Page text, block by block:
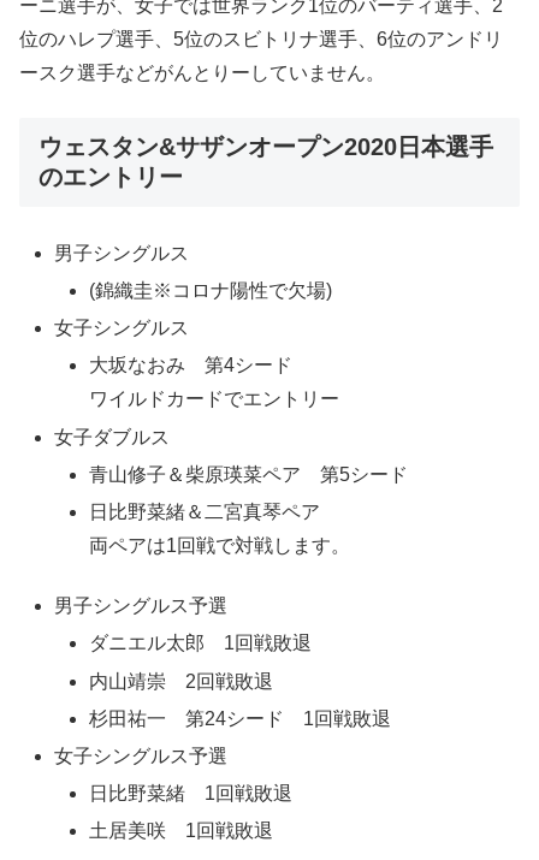
ーニ選手が、女子では世界ランク1位のバーティ選手、2
位のハレプ選手、5位のスビトリナ選手、6位のアンドリ
ースク選手などがんとりーしていません。
ウェスタン&サザンオープン2020日本選手
のエントリー
男子シングルス
(錦織圭※コロナ陽性で欠場)
女子シングルス
大坂なおみ 第4シード
ワイルドカードでエントリー
女子ダブルス
青山修子＆柴原瑛菜ペア 第5シード
日比野菜緒＆二宮真琴ペア
両ペアは1回戦で対戦します。
男子シングルス予選
ダニエル太郎 1回戦敗退
内山靖崇 2回戦敗退
杉田祐一 第24シード 1回戦敗退
女子シングルス予選
日比野菜緒 1回戦敗退
土居美咲 1回戦敗退